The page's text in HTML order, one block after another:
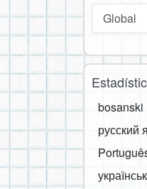
Global
bosanski
русский